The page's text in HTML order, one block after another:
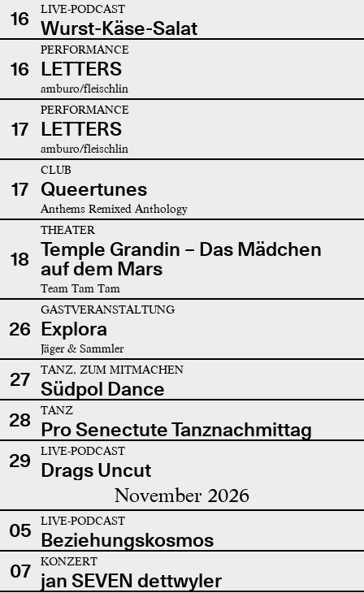
16 LIVE-PODCAST
Wurst-Käse-Salat
16
PERFORMANCE
LETTERS
amburo/fleischlin
17
PERFORMANCE
LETTERS
amburo/fleischlin
17
CLUB
Queertunes
Anthems Remixed Anthology
18
THEATER
Temple Grandin – Das Mädchen
auf dem Mars
Team Tam Tam
26
GASTVERANSTALTUNG
Explora
Jäger & Sammler
27 TANZ, ZUM MITMACHEN
Südpol Dance
28
TANZ
Pro Senectute Tanznachmittag
29
LIVE-PODCAST
Drags Uncut
November 2026
05 LIVE-PODCAST
Beziehungskosmos
07
KONZERT
jan SEVEN dettwyler